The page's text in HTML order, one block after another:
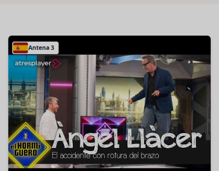
Antena 3